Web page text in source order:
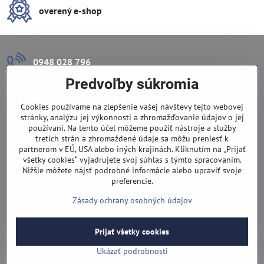
overený e-shop
0948 028 796
info​@lazuli​.sk
Lazuli s​.r​.o​.
Predajňa
Nové Zámky, Pri gymnáziu 6
(slepá ulica), v tesnej blízkosti centra mesta, parkovanie v ulici
©2026Copyright
Predvoľby súkromiaZásady ochrany osobných údajov
Vytvorené pomocou:BiznisWeb.sk
Predvoľby súkromia
Cookies používame na zlepšenie vašej návštevy tejto webovej
stránky, analýzu jej výkonnosti a zhromažďovanie údajov o jej
používaní. Na tento účel môžeme použiť nástroje a služby
tretích strán a zhromaždené údaje sa môžu preniesť k
partnerom v EÚ, USA alebo iných krajinách. Kliknutím na „Prijať
všetky cookies“ vyjadrujete svoj súhlas s týmto spracovaním.
Nižšie môžete nájsť podrobné informácie alebo upraviť svoje
preferencie.
Zásady ochrany osobných údajov
Ukázať podrobnosti
Prijať všetky cookies